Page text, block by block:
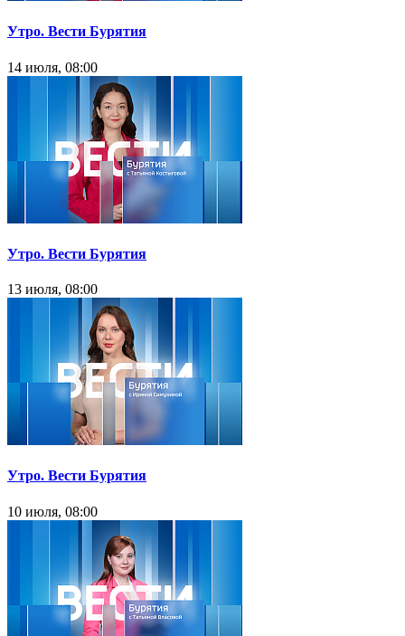
Утро. Вести Бурятия
14 июля, 08:00
Утро. Вести Бурятия
13 июля, 08:00
Утро. Вести Бурятия
10 июля, 08:00